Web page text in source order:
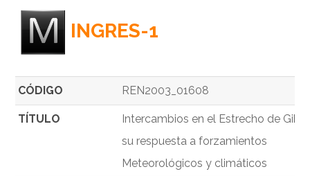
INGRES-1
CÓDIGO REN2003_01608
TÍTULO
Intercambios en el Estrecho de
su respuesta a forzamientos
Meteorológicos y climáticos